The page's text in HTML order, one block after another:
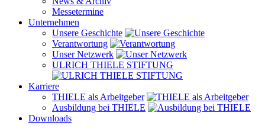
Messetermine
Unternehmen
Unsere Geschichte
Verantwortung
Unser Netzwerk
ULRICH THIELE STIFTUNG
Karriere
THIELE als Arbeitgeber
Ausbildung bei THIELE
Downloads